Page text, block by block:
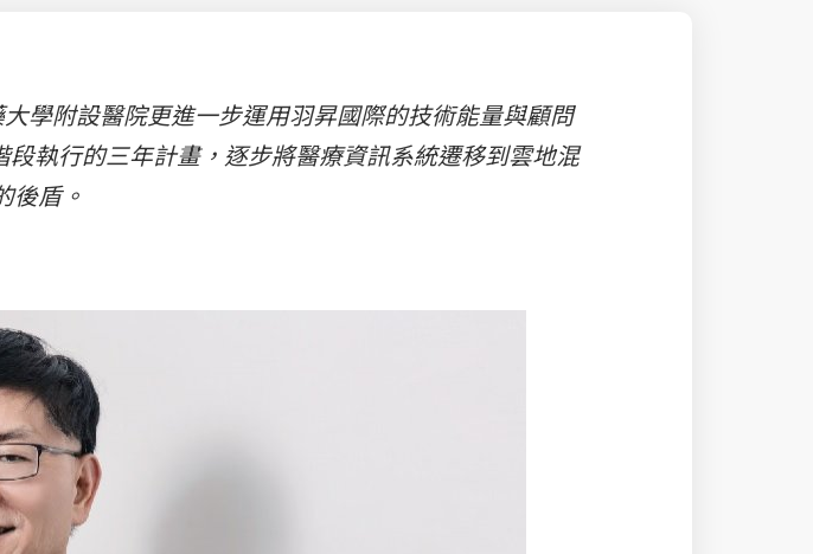
學附設醫院更進一步運用羽昇國際的技術能量與顧問
執行的三年計畫，逐步將醫療資訊系統遷移到雲地混
後盾。